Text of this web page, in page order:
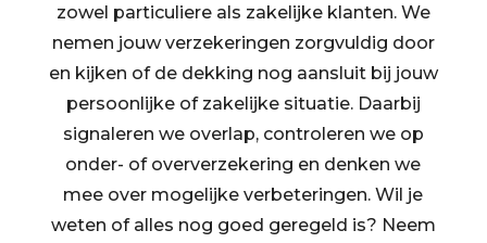
zowel particuliere als zakelijke klanten. We
nemen jouw verzekeringen zorgvuldig door
en kijken of de dekking nog aansluit bij jouw
persoonlijke of zakelijke situatie. Daarbij
signaleren we overlap, controleren we op
onder- of oververzekering en denken we
mee over mogelijke verbeteringen. Wil je
weten of alles nog goed geregeld is? Neem